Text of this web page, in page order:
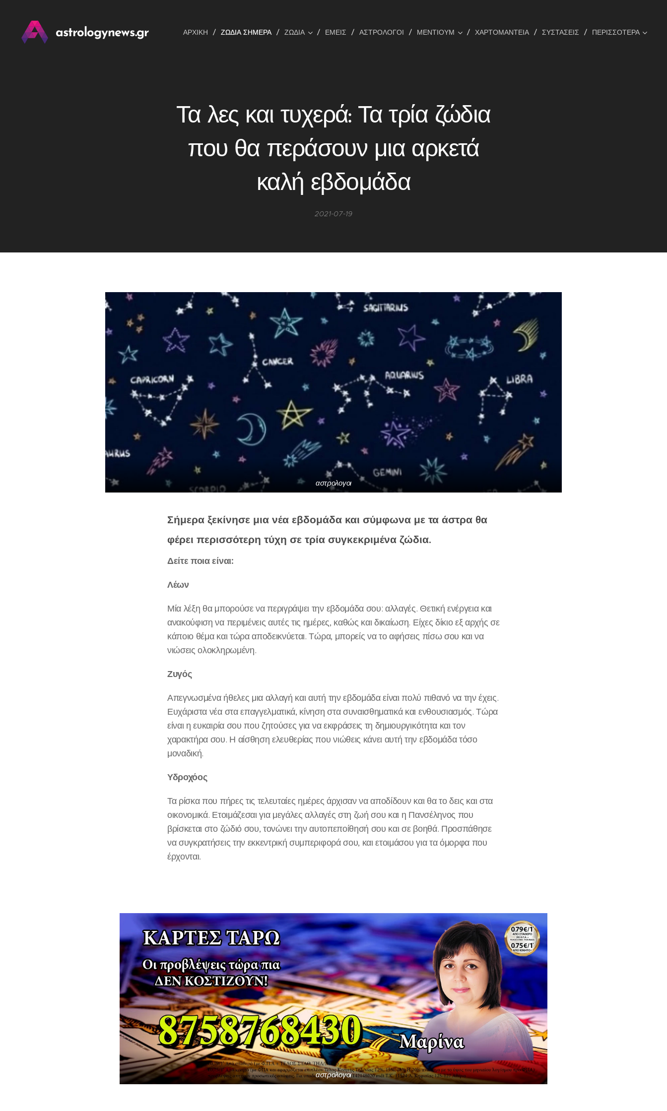
astrologynews.gr ΑΡΧΙΚΉ ΖΩΔΙΑ ΣΗΜΕΡΑ ΖΩΔΙΑ ΕΜΕΊΣ ΑΣΤΡΟΛΌΓΟΙ ΜΕΝΤΙΟΥΜ ΧΑΡΤΟΜΑΝΤΕΙΑ ΣΥΣΤΑΣΕΙΣ ΠΕΡΙΣΣΌΤΕΡΑ
Τα λες και τυχερά: Τα τρία ζώδια
που θα περάσουν μια αρκετά
καλή εβδομάδα
2021-07-19
αστρολογοι
Σήμερα ξεκίνησε μια νέα εβδομάδα και σύμφωνα με τα άστρα θα
φέρει περισσότερη τύχη σε τρία συγκεκριμένα ζώδια.
Δείτε ποια είναι:
Λέων
Μία λέξη θα μπορούσε να περιγράψει την εβδομάδα σου: αλλαγές. Θετική ενέργεια και
ανακούφιση να περιμένεις αυτές τις ημέρες, καθώς και δικαίωση. Είχες δίκιο εξ αρχής σε
κάποιο θέμα και τώρα αποδεικνύεται. Τώρα, μπορείς να το αφήσεις πίσω σου και να
νιώσεις ολοκληρωμένη.
Ζυγός
Απεγνωσμένα ήθελες μια αλλαγή και αυτή την εβδομάδα είναι πολύ πιθανό να την έχεις.
Ευχάριστα νέα στα επαγγελματικά, κίνηση στα συναισθηματικά και ενθουσιασμός. Τώρα
είναι η ευκαιρία σου που ζητούσες για να εκφράσεις τη δημιουργικότητα και τον
χαρακτήρα σου. Η αίσθηση ελευθερίας που νιώθεις κάνει αυτή την εβδομάδα τόσο
μοναδική.
Υδροχόος
Τα ρίσκα που πήρες τις τελευταίες ημέρες άρχισαν να αποδίδουν και θα το δεις και στα
οικονομικά. Ετοιμάζεσαι για μεγάλες αλλαγές στη ζωή σου και η Πανσέληνος που
βρίσκεται στο ζώδιό σου, τονώνει την αυτοπεποίθησή σου και σε βοηθά. Προσπάθησε
να συγκρατήσεις την εκκεντρική συμπεριφορά σου, και ετοιμάσου για τα όμορφα που
έρχονται.
αστρολογοι